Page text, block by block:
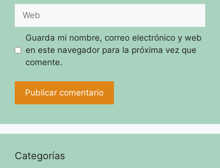
Web
Guarda mi nombre, correo electrónico y web
en este navegador para la próxima vez que
comente.
Categorías